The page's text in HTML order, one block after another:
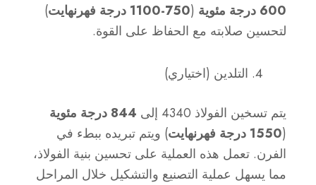
600 درجة مئوية
(750-1100 درجة فهرنهايت
)
لتحسين صلابته مع الحفاظ على القوة.
التلدين (اختياري)
يتم تسخين الفولاذ 4340 إلى
844 درجة مئوية
(1550 درجة فهرنهايت
) ويتم تبريده ببطء في
الفرن. تعمل هذه العملية على تحسين بنية الفولاذ،
مما يسهل عملية التصنيع والتشكيل خلال المراحل